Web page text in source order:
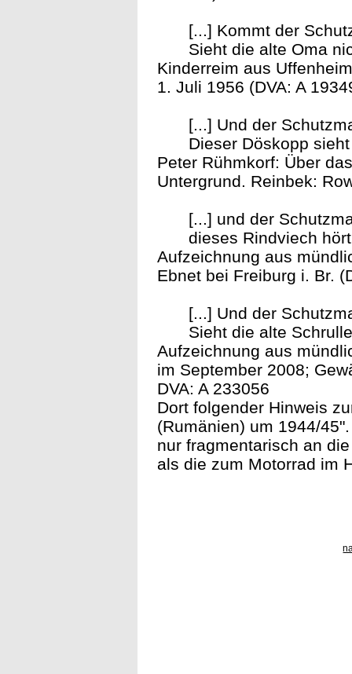
[...] Kommt der
Sieht die alte Oma
Kinderreim aus
1. Juli 1956 (DVA: A
[...] Und der
Dieser Döskopp
Peter Rühmkorf: Über
Untergrund. Reinbek:
[...] und der
dieses Rindviech
Aufzeichnung aus
Ebnet bei Freiburg i. Br.
[...] Und der
Sieht die alte
Aufzeichnung aus
im September 2008;
DVA: A 233056
Dort folgender Hinweis
(Rumänien) um 1944/
nur fragmentarisch an
als die zum Motorrad im